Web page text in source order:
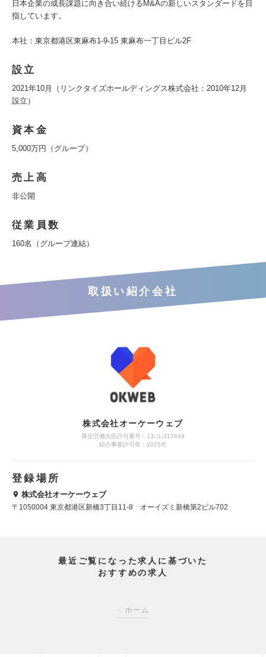
日本企業の成長課題に向き合い続けるM&Aの新しいスタンダードを目
指しています。
本社：東京都港区東麻布1-9-15 東麻布一丁目ビル2F
設立
2021年10月（リンクタイズホールディングス株式会社：2010年12月
設立）
資本金
5,000万円（グループ）
売上高
非公開
従業員数
160名（グループ連結）
取扱い紹介会社
株式会社オーケーウェブ
厚生労働大臣許可番号：13-ユ-317649
紹介事業許可年：2025年
登録場所
株式会社オーケーウェブ
〒1050004 東京都港区新橋3丁目11-8 オーイズミ新橋第2ビル702
最近ご覧になった求人に基づいた
おすすめの求人
ホーム